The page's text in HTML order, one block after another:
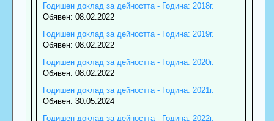
Годишен доклад за дейността - Година: 2018г.
Обявен: 08.02.2022
Годишен доклад за дейността - Година: 2019г.
Обявен: 08.02.2022
Годишен доклад за дейността - Година: 2020г.
Обявен: 08.02.2022
Годишен доклад за дейността - Година: 2021г.
Обявен: 30.05.2024
Годишен доклад за дейността - Година: 2022г.